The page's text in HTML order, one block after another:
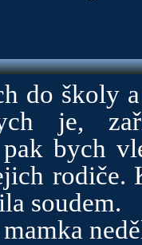
do školy
je,
bych
rodiče.
soudem.